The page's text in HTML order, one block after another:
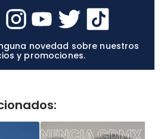
novedad sobre nuestros
y promociones.